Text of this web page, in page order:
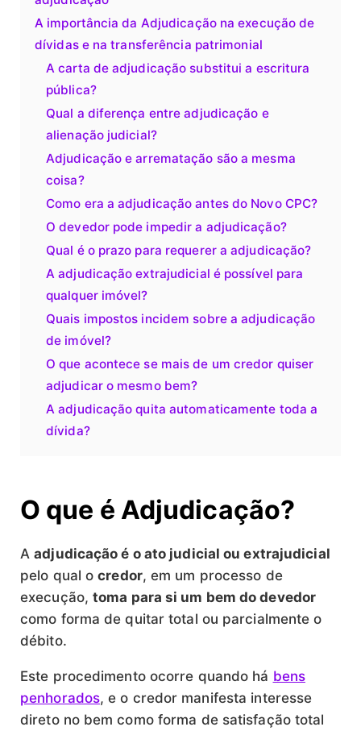
A importância da Adjudicação na execução de
dívidas e na transferência patrimonial
A carta de adjudicação substitui a escritura
pública?
Qual a diferença entre adjudicação e
alienação judicial?
Adjudicação e arrematação são a mesma
coisa?
Como era a adjudicação antes do Novo CPC?
O devedor pode impedir a adjudicação?
Qual é o prazo para requerer a adjudicação?
A adjudicação extrajudicial é possível para
qualquer imóvel?
Quais impostos incidem sobre a adjudicação
de imóvel?
O que acontece se mais de um credor quiser
adjudicar o mesmo bem?
A adjudicação quita automaticamente toda a
dívida?
O que é Adjudicação?
Aadjudicação é o ato judicial ou extrajudicial
pelo qual ocredor, em um processo de
execução, toma para si um bem do devedor
como forma de quitar total ou parcialmente o
débito.
Este procedimento ocorre quando há bens
penhorados, e o credor manifesta interesse
direto no bem como forma de satisfação total